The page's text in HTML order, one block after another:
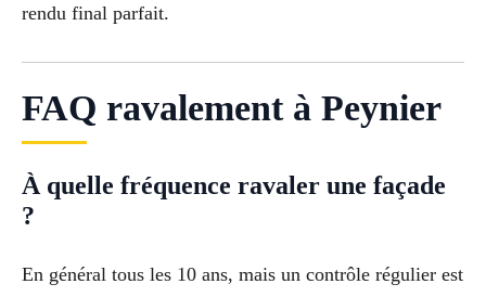
rendu final parfait.
FAQ ravalement à Peynier
À quelle fréquence ravaler une façade
?
En général tous les 10 ans, mais un contrôle régulier est